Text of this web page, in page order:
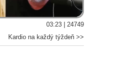
Video
03:23 | 24749
Kardio na každý týždeň >>